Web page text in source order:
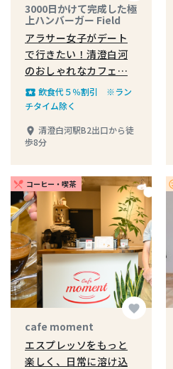
3000日かけて完成した極
上ハンバーガー Field
アラサー女子がデート
で行きたい！清澄白河
のおしゃれなカフェ…
local_play 飲食代５％割引 ※ラン
チタイム除く
place 清澄白河駅B2出口から徒
歩8分
restaurant_menu コーヒー・喫茶
favorite
cafe moment
エスプレッソをもっと
楽しく、日常に溶け込